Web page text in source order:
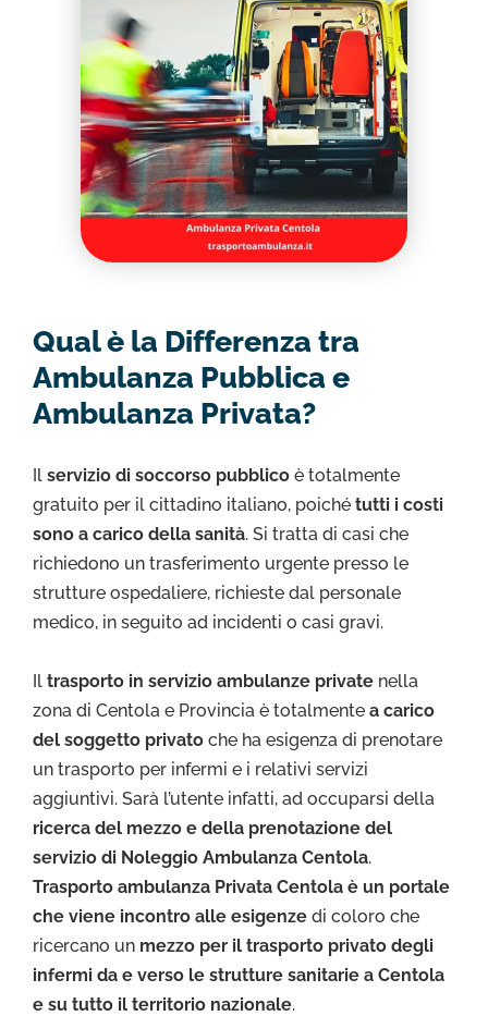
Qual è la Differenza tra
Ambulanza Pubblica e
Ambulanza Privata?
Il servizio di soccorso pubblico è totalmente
gratuito per il cittadino italiano, poiché tutti i costi
sono a carico della sanità. Si tratta di casi che
richiedono un trasferimento urgente presso le
strutture ospedaliere, richieste dal personale
medico, in seguito ad incidenti o casi gravi.
Il trasporto in servizio ambulanze private nella
zona di Centola e Provincia è totalmente a carico
del soggetto privato che ha esigenza di prenotare
un trasporto per infermi e i relativi servizi
aggiuntivi. Sarà l’utente infatti, ad occuparsi della
ricerca del mezzo e della prenotazione del
servizio di Noleggio Ambulanza Centola.
Trasporto ambulanza Privata Centola è un portale
che viene incontro alle esigenze di coloro che
ricercano un mezzo per il trasporto privato degli
infermi da e verso le strutture sanitarie a Centola
e su tutto il territorio nazionale.